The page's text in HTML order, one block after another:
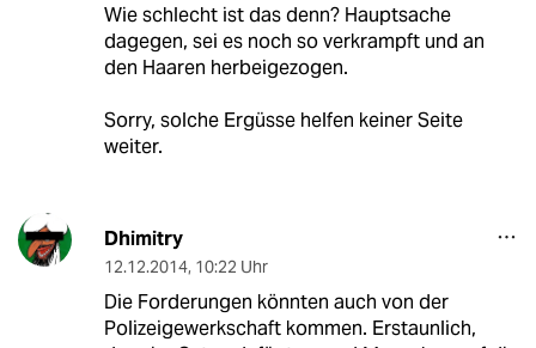
Wie schlecht ist das denn? Hauptsache
dagegen, sei es noch so verkrampft und an
den Haaren herbeigezogen.
Sorry, solche Ergüsse helfen keiner Seite
weiter.
Dhimitry
12.12.2014, 10:22 Uhr
Die Forderungen könnten auch von der
Polizeigewerkschaft kommen. Erstaunlich,